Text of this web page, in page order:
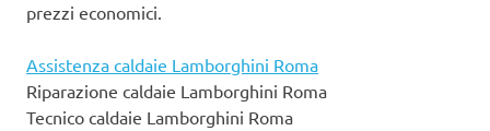
prezzi economici.
Assistenza caldaie Lamborghini Roma
Riparazione caldaie Lamborghini Roma
Tecnico caldaie Lamborghini Roma